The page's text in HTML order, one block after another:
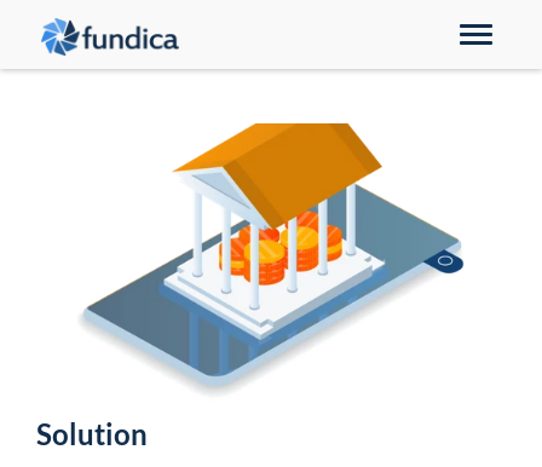
Notre clientèle
Compagnie
Partenariats
Petites entreprises
Demander une démo
EN
Solution